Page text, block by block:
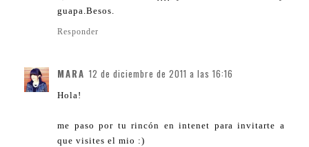
guapa.Besos.
Responder
MARA 12 de diciembre de 2011 a las 16:16
Hola!
me paso por tu rincón en intenet para invitarte a
que visites el mio :)